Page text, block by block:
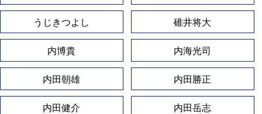
うじきつよし 碓井将大
内博貴 内海光司
内田朝雄 内田勝正
内田健介 内田岳志